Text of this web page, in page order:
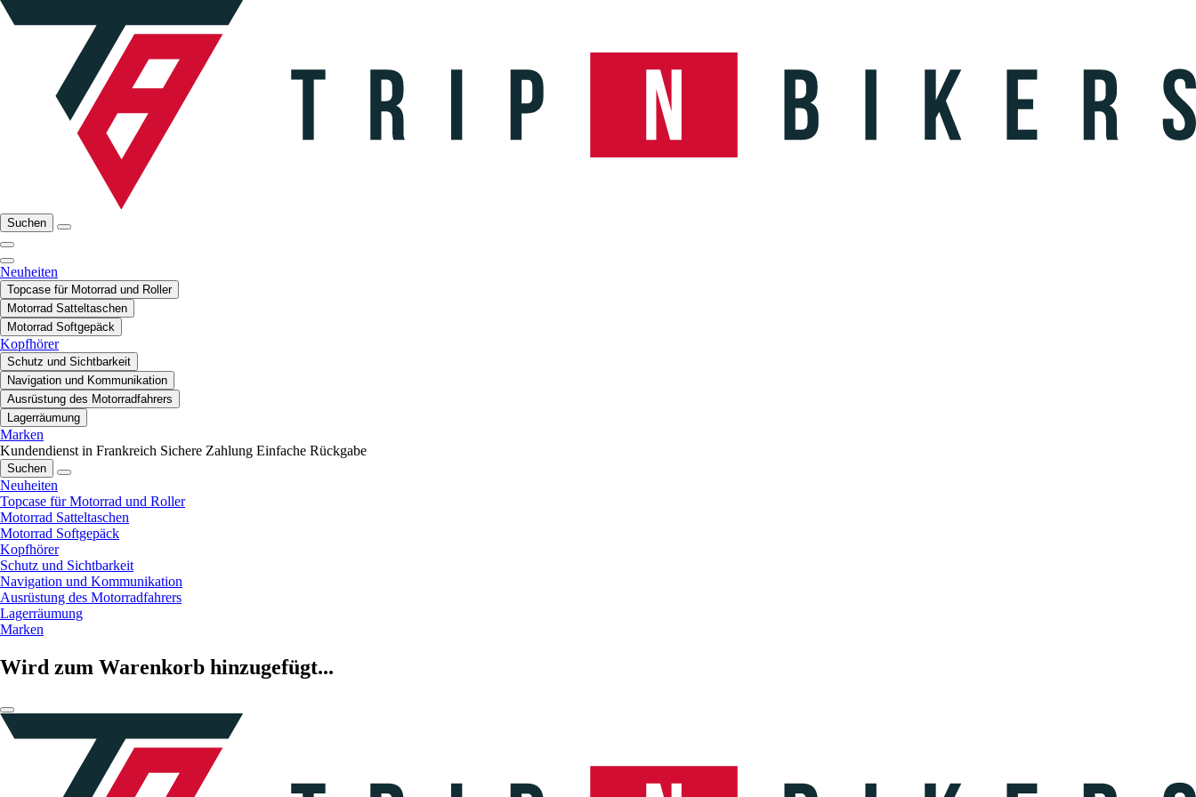
Suchen
Neuheiten
Topcase für Motorrad und Roller
Motorrad Satteltaschen
Motorrad Softgepäck
Kopfhörer
Schutz und Sichtbarkeit
Navigation und Kommunikation
Ausrüstung des Motorradfahrers
Lagerräumung
Marken
Kundendienst in Frankreich Sichere Zahlung Einfache Rückgabe
Suchen
Neuheiten
Topcase für Motorrad und Roller
Motorrad Satteltaschen
Motorrad Softgepäck
Kopfhörer
Schutz und Sichtbarkeit
Navigation und Kommunikation
Ausrüstung des Motorradfahrers
Lagerräumung
Marken
Wird zum Warenkorb hinzugefügt...